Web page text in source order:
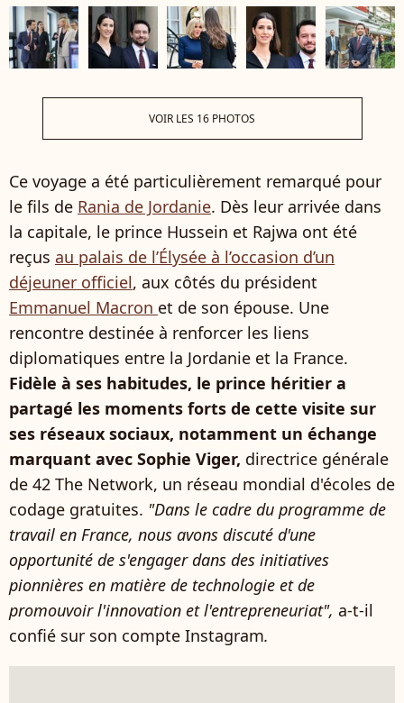
VOIR LES 16 PHOTOS
Ce voyage a été particulièrement remarqué pour
le fils de Rania de Jordanie. Dès leur arrivée dans
la capitale, le prince Hussein et Rajwa ont été
reçus au palais de l’Élysée à l’occasion d’un
déjeuner officiel, aux côtés du président
Emmanuel Macron et de son épouse. Une
rencontre destinée à renforcer les liens
diplomatiques entre la Jordanie et la France.
Fidèle à ses habitudes, le prince héritier a
partagé les moments forts de cette visite sur
ses réseaux sociaux, notamment un échange
marquant avec Sophie Viger, directrice générale
de 42 The Network, un réseau mondial d'écoles de
codage gratuites. "Dans le cadre du programme de
travail en France, nous avons discuté d'une
opportunité de s'engager dans des initiatives
pionnières en matière de technologie et de
promouvoir l'innovation et l'entrepreneuriat", a-t-il
confié sur son compte Instagram.